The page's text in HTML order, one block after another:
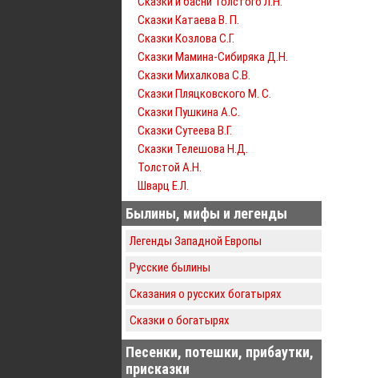
Сказки Катаева В. П.
Сказки Козлова С.Г.
Сказки Мамина-Сибиряка Д.Н.
Сказки Михалкова С.В.
Сказки Пляцковского М. С.
Сказки Пушкина А.С.
Сказки Сутеева В.Г.
Сказки Телешова Н.Д.
Толстой А.Н.
Шварц Е.Л.
Былины, мифы и легенды
Легенды Западной Европы
Русские былины
Сказания о русских богатырях
Сказки о богатырях
Песенки, потешки, прибаутки,
присказки